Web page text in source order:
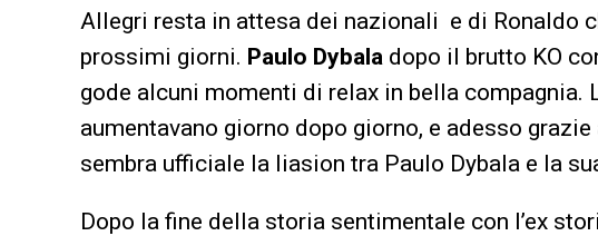
Allegri resta in attesa dei nazionali e di Ronaldo
prossimi giorni. Paulo Dybala dopo il brutto KO
gode alcuni momenti di relax in bella compagnia.
aumentavano giorno dopo giorno, e adesso
sembra ufficiale la liasion tra Paulo Dybala e la
Dopo la fine della storia sentimentale con l’ex